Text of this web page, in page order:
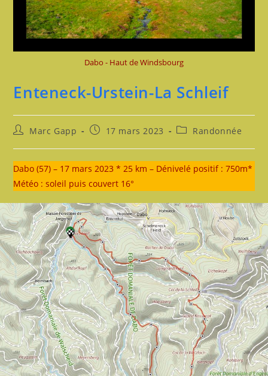
Dabo - Haut de Windsbourg
Enteneck-Urstein-La Schleif
Auteur/autrice
la
publication :
Marc Gapp
Publication
17 mars 2023
PostRandonnée
Dabo (57) – 17 mars 2023 * 25 km – Dénivelé positif : 750m*
Météo : soleil puis couvert 16°